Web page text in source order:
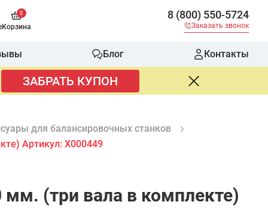
0
Корзина
8 (800) 550-5724
Заказать звонок
Блог Контакты
ЗАБРАТЬ КУПОН
для балансировочных станков
Артикул: X000449
(три вала в комплекте)